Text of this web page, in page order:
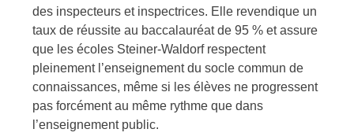
des inspecteurs et inspectrices. Elle revendique un
taux de réussite au baccalauréat de 95 % et assure
que les écoles Steiner-Waldorf respectent
pleinement l’enseignement du socle commun de
connaissances, même si les élèves ne progressent
pas forcément au même rythme que dans
l’enseignement public.